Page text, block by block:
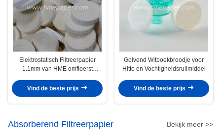
Elektrostatisch Filtreerpapier
1.1mm van HME omfloerst
Vind de beste prijs
Golvend Witboekbroodje voor
Hitte en Vochtigheidsruilmiddel
Vind de beste prijs
Absorberend Filtreerpapier Bekijk meer >>